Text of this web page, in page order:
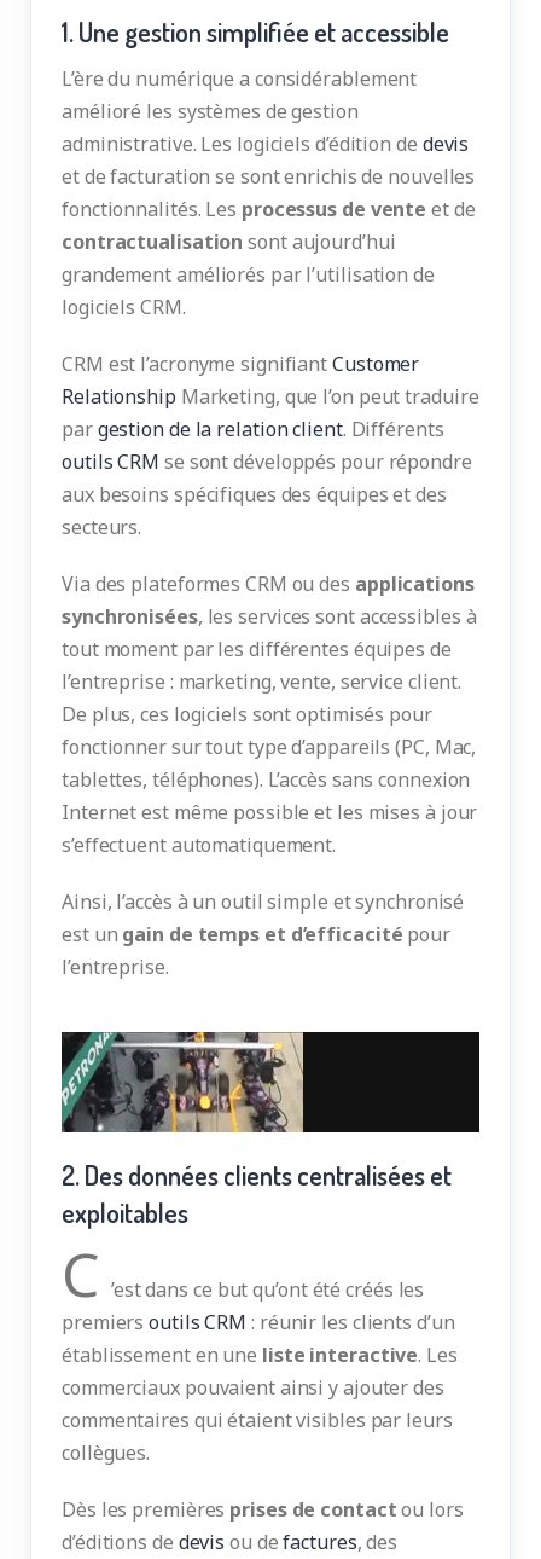
1. Une gestion simplifiée et accessible
L’ère du numérique a considérablement
amélioré les systèmes de gestion
administrative. Les logiciels d’édition de devis
et de facturation se sont enrichis de nouvelles
fonctionnalités. Les processus de vente et de
contractualisation sont aujourd’hui
grandement améliorés par l’utilisation de
logiciels CRM.
CRM est l’acronyme signifiantCustomer
Relationship Marketing, que l’on peut traduire
pargestion de la relation client. Différents
outils CRM se sont développés pour répondre
aux besoins spécifiques des équipes et des
secteurs.
Via des plateformes CRM ou des applications
synchronisées, les services sont accessibles à
tout moment par les différentes équipes de
l’entreprise : marketing, vente, service client.
De plus, ces logiciels sont optimisés pour
fonctionner sur tout type d’appareils (PC, Mac,
tablettes, téléphones). L’accès sans connexion
Internet est même possible et les mises à jour
s’effectuent automatiquement.
Ainsi, l’accès à un outil simple et synchronisé
est un gain de temps et d’efficacité pour
l’entreprise.
2. Des données clients centralisées et
exploitables
C ’est dans ce but qu’ont été créés les
premiersoutils CRM : réunir les clients d’un
établissement en une liste interactive. Les
commerciaux pouvaient ainsi y ajouter des
commentaires qui étaient visibles par leurs
collègues.
Dès les premières prises de contactou lors
d’éditions de devis ou defactures, des